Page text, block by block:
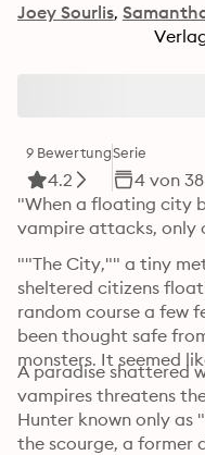
Joey Sourlis
9 Bewertung
4.2
Serie
4 von 38
"When a floating city
vampire attacks, only
""The City,"" a tiny
sheltered citizens
random course a few
been thought safe
monsters. It seemed
A paradise shattered
vampires threatens
Hunter known only as
the scourge, a former